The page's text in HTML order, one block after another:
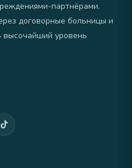
партнёрами.
договорные больницы и
высочайший уровень